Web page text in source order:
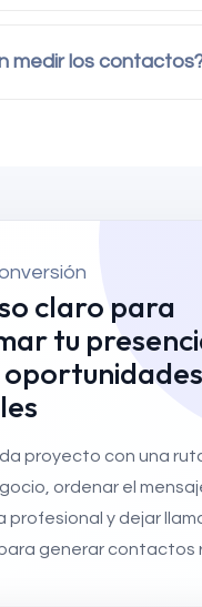
medir los
claro para
tu
proyecto con una
ordenar el
profesional y dejar
generar contactos